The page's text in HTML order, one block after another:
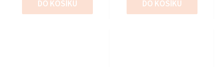
DO KOŠÍKU DO KOŠÍKU